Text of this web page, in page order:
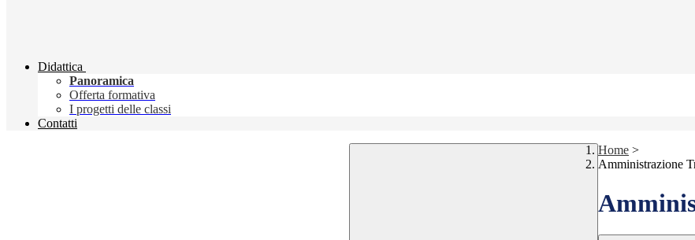
Didattica
Panoramica
Offerta formativa
I progetti delle classi
Contatti
Home >
Amministrazione